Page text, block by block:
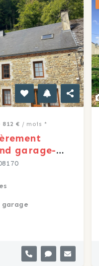
812 € / mois *
garage-
garage